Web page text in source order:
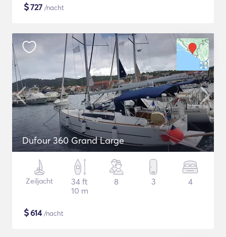
$727 /nacht
Dufour 360 Grand Large
Zeiljacht
34 ft
10 m
8 3 4
$614/nacht